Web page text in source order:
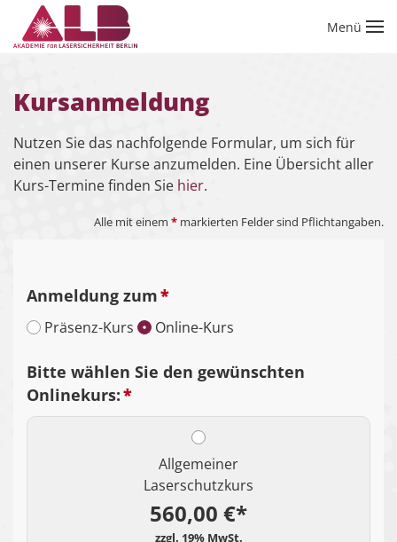
Zum Hauptinhalt springen
Menü
Kursanmeldung
Nutzen Sie das nachfolgende Formular, um sich für
einen unserer Kurse anzumelden. Eine Übersicht aller
Kurs-Termine finden Sie hier.
Alle mit einem * markierten Felder sind Pflichtangaben.
Anmeldung zum*
Präsenz-Kurs Online-Kurs
Bitte wählen Sie den gewünschten
Onlinekurs:*
Allgemeiner
Laserschutzkurs
560,00 €*